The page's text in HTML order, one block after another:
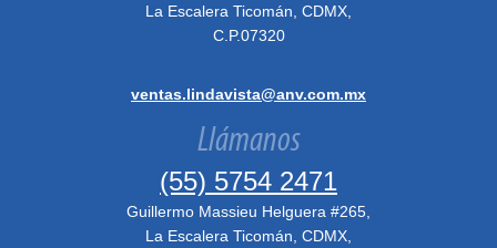
La Escalera Ticomán, CDMX,
C.P.07320
ventas.lindavista@anv.com.mx
Llámanos
(55) 5754 2471
Guillermo Massieu Helguera #265,
La Escalera Ticomán, CDMX,